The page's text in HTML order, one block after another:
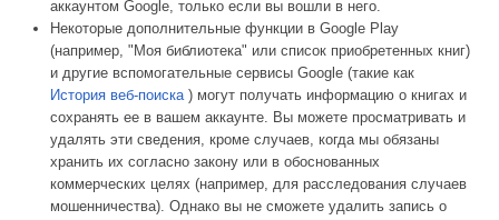
аккаунтом Google, только если вы вошли в него.
Некоторые дополнительные функции в Google Play
(например, "Моя библиотека" или список приобретенных книг)
и другие вспомогательные сервисы Google (такие как
История веб-поиска) могут получать информацию о книгах и
сохранять ее в вашем аккаунте. Вы можете просматривать и
удалять эти сведения, кроме случаев, когда мы обязаны
хранить их согласно закону или в обоснованных
коммерческих целях (например, для расследования случаев
мошенничества). Однако вы не сможете удалить запись о